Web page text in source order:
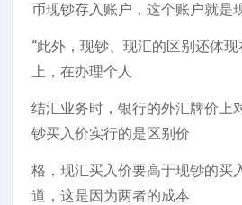
币现钞存入账户，这个账户就是
“此外，现钞、现汇的区别还体
上，在办理个人
结汇业务时，银行的外汇牌价上
钞买入价实行的是区别价
格，现汇买入价要高于现钞的买
道，这是因为两者的成本